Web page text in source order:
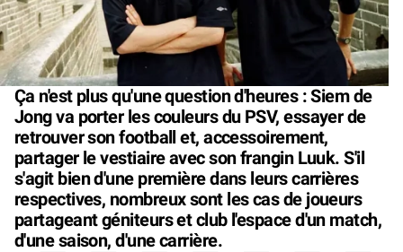
Ça n'est plus qu'une question d'heures : Siem de
Jong va porter les couleurs du PSV, essayer de
retrouver son football et, accessoirement,
partager le vestiaire avec son frangin Luuk. S'il
s'agit bien d'une première dans leurs carrières
respectives, nombreux sont les cas de joueurs
partageant géniteurs et club l'espace d'un match,
d'une saison, d'une carrière.